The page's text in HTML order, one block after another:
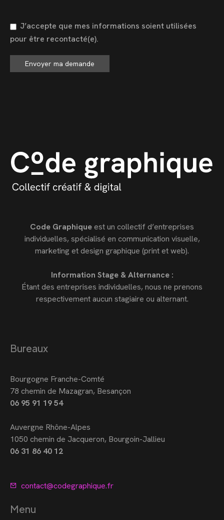
J’accepte que mes informations soient utilisées
pour être recontacté(e).
Code Graphiqueest un collectif d’entreprises
individuelles, spécialisé en communication visuelle,
marketing et design graphique (print et web).
Information Stage & Alternance :
Étant des entreprises individuelles, nous ne prenons
respectivement aucun stagiaire ou alternant.
Bureaux
Bourgogne Franche-Comté
78 chemin de Mazagran, Besançon
06 95 91 19 54
Auvergne Rhône-Alpes
1050 chemin de Jacqueron, Bourgoin-Jallieu
06 31 86 40 12
contact@codegraphique.fr
Menu